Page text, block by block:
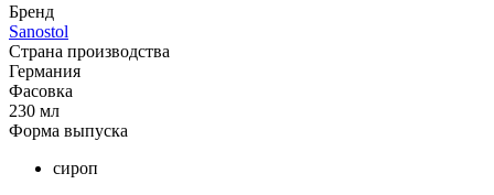
Бренд
Sanostol
Страна производства
Германия
Фасовка
230 мл
Форма выпуска
сироп